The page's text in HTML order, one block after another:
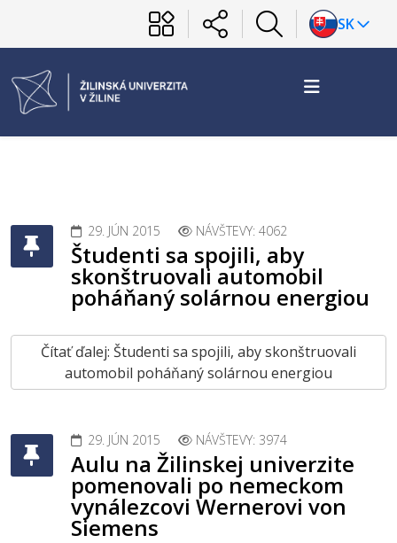
SK
29. JÚN 2015 NÁVŠTEVY: 4062
Študenti sa spojili, aby
skonštruovali automobil
poháňaný solárnou energiou
Čítať ďalej: Študenti sa spojili, aby skonštruovali
automobil poháňaný solárnou energiou
29. JÚN 2015 NÁVŠTEVY: 3974
Aulu na Žilinskej univerzite
pomenovali po nemeckom
vynálezcovi Wernerovi von
Siemens